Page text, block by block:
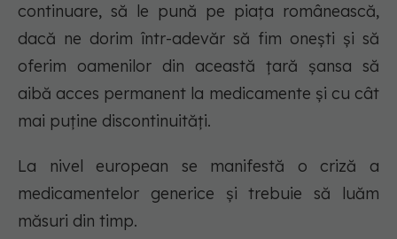
continuare, să le pună pe piața românească,
dacă ne dorim într-adevăr să fim onești şi să
oferim oamenilor din această țară șansa să
aibă acces permanent la medicamente și cu cât
mai puține discontinuități.
La nivel european se manifestă o criză a
medicamentelor generice şi trebuie să luăm
măsuri din timp.